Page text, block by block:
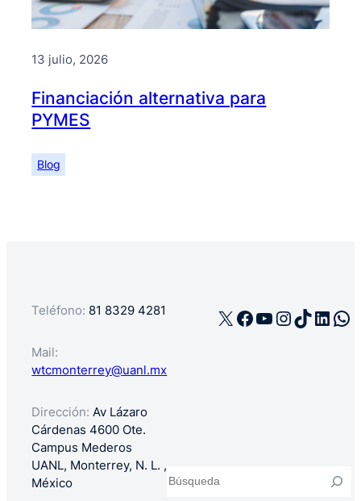
13 julio, 2026
Financiación alternativa para
PYMES
Blog
Teléfono: 81 8329 4281
Mail:
wtcmonterrey@uanl.mx
Dirección: Av Lázaro
Cárdenas 4600 Ote.
Campus Mederos
UANL, Monterrey, N. L. ,
México
X Facebook
YouTube
TikTok